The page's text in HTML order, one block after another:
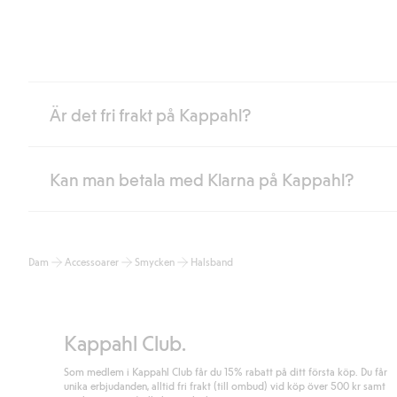
Är det fri frakt på Kappahl?
Är du medlem i Kappahl Club har du alltid gratis frakt till butik
Läs mer
Kan man betala med Klarna på Kappahl?
klicka på "Slutför köp" godkänner du Kappahls allmänna villkor.
Dam Accessoarer Smycken Halsband
Kappahl Club.
Som medlem i Kappahl Club får du 15% rabatt på ditt första köp. Du får
unika erbjudanden, alltid fri frakt (till ombud) vid köp över 500 kr samt